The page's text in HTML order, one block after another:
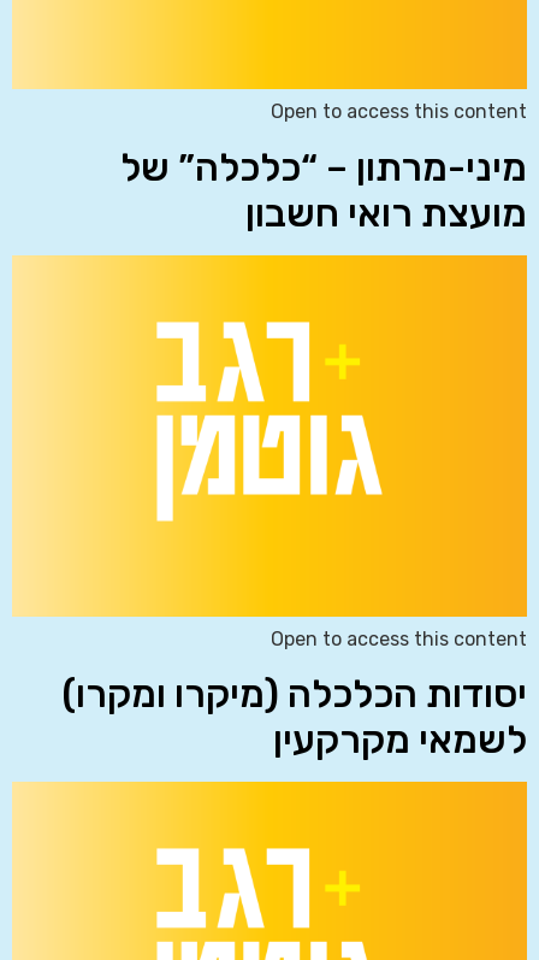
Open to access this content
מיני-מרתון – “כלכלה” של
מועצת רואי חשבון
Open to access this content
יסודות הכלכלה (מיקרו ומקרו)
לשמאי מקרקעין